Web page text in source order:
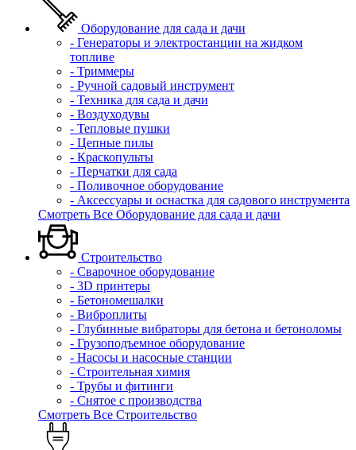
Оборудование для сада и дачи
- Генераторы и электростанции на жидком
топливе
- Триммеры
- Ручной садовый инструмент
- Техника для сада и дачи
- Воздуходувы
- Тепловые пушки
- Цепные пилы
- Краскопульты
- Перчатки для сада
- Поливочное оборудование
- Аксессуары и оснастка для садового инструмента
Смотреть Все Оборудование для сада и дачи
Строительство
- Сварочное оборудование
- 3D принтеры
- Бетономешалки
- Виброплиты
- Глубинные вибраторы для бетона и бетоноломы
- Грузоподъемное оборудование
- Насосы и насосные станции
- Строительная химия
- Трубы и фитинги
- Снятое с производства
Смотреть Все Строительство